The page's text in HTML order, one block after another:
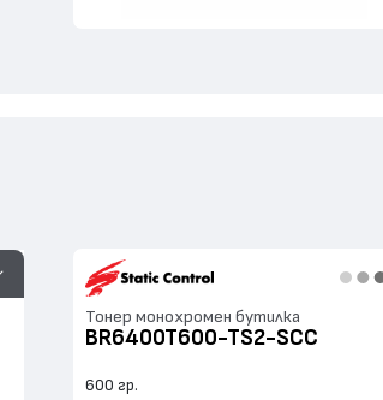
Тонер монохромен бутилка
BR6400T600-TS2-SCC
600 гр.